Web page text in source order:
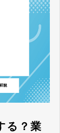
る？業